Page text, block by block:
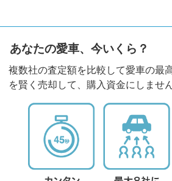
あなたの愛車、今いくら？
複数社の査定額を比較して愛車の最
を賢く売却して、購入資金にしませ